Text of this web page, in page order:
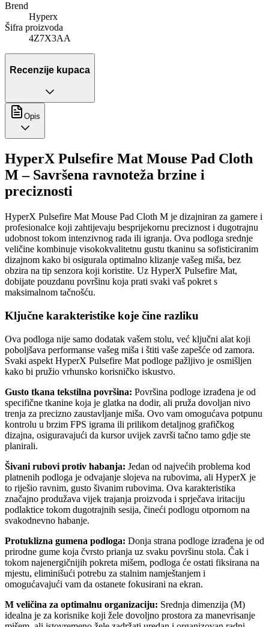
Brend
Hyperx
Šifra proizvoda
4Z7X3AA
Recenzije kupaca
Opis
HyperX Pulsefire Mat Mouse Pad Cloth
M – Savršena ravnoteža brzine i
preciznosti
HyperX Pulsefire Mat Mouse Pad Cloth M je dizajniran za gamere i
profesionalce koji zahtijevaju besprijekornu preciznost i dugotrajnu
udobnost tokom intenzivnog rada ili igranja. Ova podloga srednje
veličine kombinuje visokokvalitetnu gustu tkaninu sa sofisticiranim
dizajnom kako bi osigurala optimalno klizanje vašeg miša, bez
obzira na tip senzora koji koristite. Uz HyperX Pulsefire Mat,
dobijate pouzdanu površinu koja prati svaki vaš pokret s
maksimalnom tačnošću.
Ključne karakteristike koje čine razliku
Ova podloga nije samo dodatak vašem stolu, već ključni alat koji
poboljšava performanse vašeg miša i štiti vaše zapešće od zamora.
Svaki aspekt HyperX Pulsefire Mat podloge pažljivo je osmišljen
kako bi pružio vrhunsko korisničko iskustvo.
Gusto tkana tekstilna površina: Površina podloge izrađena je od
specifične tkanine koja je glatka na dodir, ali pruža dovoljan nivo
trenja za precizno zaustavljanje miša. Ovo vam omogućava potpunu
kontrolu u brzim FPS igrama ili prilikom detaljnog grafičkog
dizajna, osiguravajući da kursor uvijek završi tačno tamo gdje ste
planirali.
Šivani rubovi protiv habanja: Jedan od najvećih problema kod
platnenih podloga je odvajanje slojeva na rubovima, ali HyperX je
to riješio ravnim, gusto šivanim rubovima. Ova karakteristika
značajno produžava vijek trajanja proizvoda i sprječava iritaciju
podlaktice tokom dugotrajnih sesija, čineći podlogu otpornom na
svakodnevno habanje.
Protuklizna gumena podloga: Donja strana podloge izrađena je od
prirodne gume koja čvrsto prianja uz svaku površinu stola. Čak i
tokom najenergičnijih pokreta mišem, podloga će ostati fiksirana na
mjestu, eliminišući potrebu za stalnim namještanjem i
omogućavajući vam da ostanete fokusirani na ekran.
M veličina za optimalnu organizaciju: Srednja dimenzija (M)
idealna je za korisnike koji žele dovoljno prostora za manevrisanje